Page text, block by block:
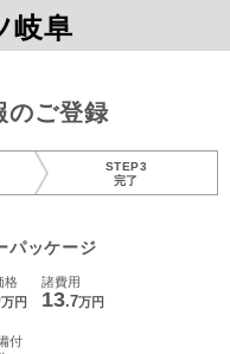
岐阜
ご登録
STEP3
完了
パッケージ
格
万円
諸費用
13.7万円
付